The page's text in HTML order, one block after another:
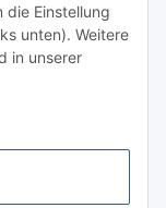
die Einstellung
unten). Weitere
in unserer